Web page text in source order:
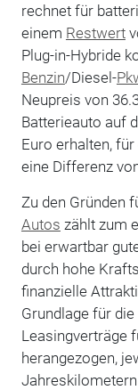
rechnet für
einem Restwert
Plug-in-Hybride
Benzin/Diesel-
Neupreis von
Batterieauto auf
Euro erhalten,
eine Differenz
Zu den Gründen
Autos zählt zum
bei erwartbar
durch hohe
finanzielle
Grundlage für
Leasingverträge
herangezogen,